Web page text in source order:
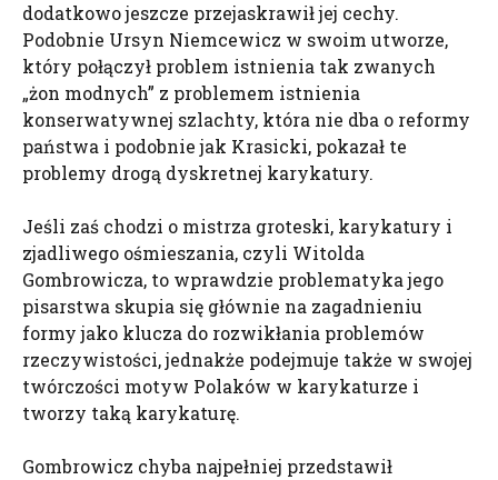
dodatkowo jeszcze przejaskrawił jej cechy.
Podobnie Ursyn Niemcewicz w swoim utworze,
który połączył problem istnienia tak zwanych
„żon modnych” z problemem istnienia
konserwatywnej szlachty, która nie dba o reformy
państwa i podobnie jak Krasicki, pokazał te
problemy drogą dyskretnej karykatury.
Jeśli zaś chodzi o mistrza groteski, karykatury i
zjadliwego ośmieszania, czyli Witolda
Gombrowicza, to wprawdzie problematyka jego
pisarstwa skupia się głównie na zagadnieniu
formy jako klucza do rozwikłania problemów
rzeczywistości, jednakże podejmuje także w swojej
twórczości motyw Polaków w karykaturze i
tworzy taką karykaturę.
Gombrowicz chyba najpełniej przedstawił